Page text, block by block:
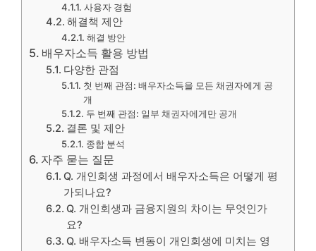
사용자 경험
해결책 제안
해결 방안
배우자소득 활용 방법
다양한 관점
첫 번째 관점: 배우자소득을 모든 채권자에게 공
개
두 번째 관점: 일부 채권자에게만 공개
결론 및 제안
종합 분석
자주 묻는 질문
Q. 개인회생 과정에서 배우자소득은 어떻게 평
가되나요?
Q. 개인회생과 금융지원의 차이는 무엇인가
요?
Q. 배우자소득 변동이 개인회생에 미치는 영